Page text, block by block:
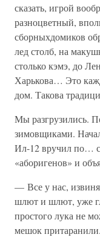
сказать, игрой
разноцветный,
сборныхдомиков
лед столб, на
столько кэмэ, до
Харькова… Это
дом. Такова
Мы разгрузились.
зимовщиками.
Ил-12 вручил по…
«аборигенов» и
— Все у нас,
шлют и шлют, уже
простого лука не
мешок притаранили.